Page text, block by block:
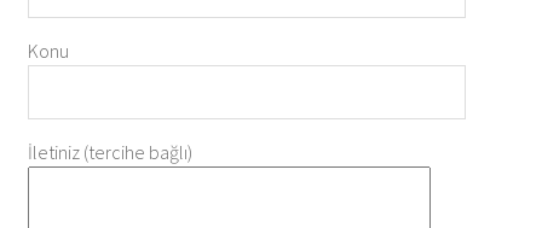
Konu
İletiniz (tercihe bağlı)